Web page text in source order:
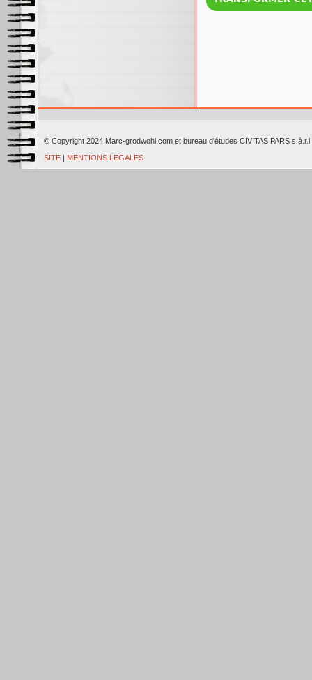
© Copyright 2024 Marc-grodwohl.com et bureau d'études CIVITAS
SITE | MENTIONS LEGALES